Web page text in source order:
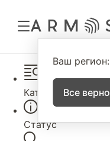
Ваш регион:
Все верно
Каталог
Статус